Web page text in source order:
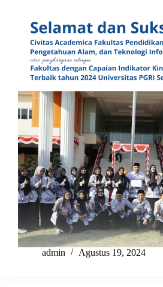
admin Agustus 19, 2024